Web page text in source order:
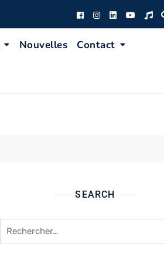
Nouvelles Contact
SEARCH
Rechercher :